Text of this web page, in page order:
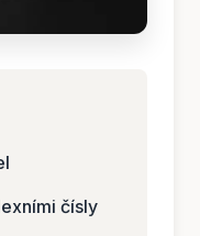
čísly